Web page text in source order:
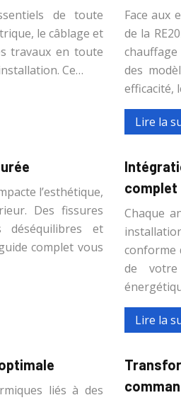
de toute
le câblage et
travaux en toute
Ce…
Face aux
de la
des
efficacité,
Lire la
l’esthétique,
Des fissures
déséquilibres et
complet vous
complet
Chaque
conforme
de votre
Lire la
liés à des